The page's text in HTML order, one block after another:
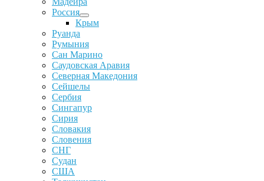
Россия
Крым
Руанда
Румыния
Сан Марино
Саудовская Аравия
Северная Македония
Сейшелы
Сербия
Сингапур
Сирия
Словакия
Словения
СНГ
Судан
США